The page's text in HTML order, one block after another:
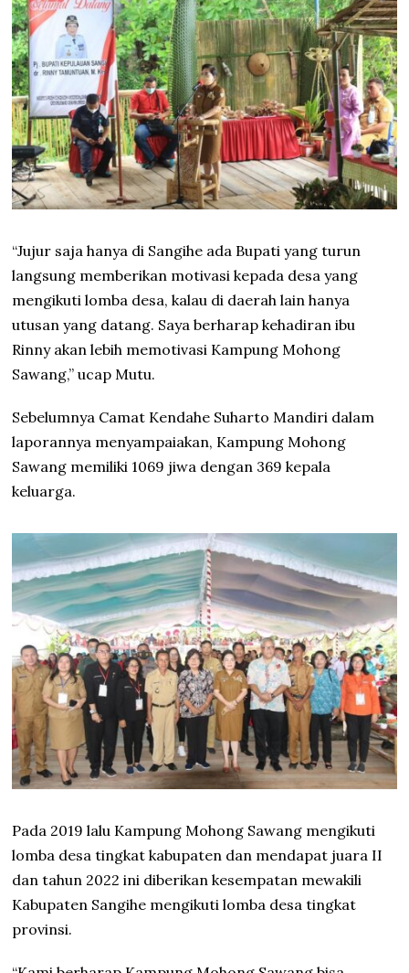
“Jujur saja hanya di Sangihe ada Bupati yang turun
langsung memberikan motivasi kepada desa yang
mengikuti lomba desa, kalau di daerah lain hanya
utusan yang datang. Saya berharap kehadiran ibu
Rinny akan lebih memotivasi Kampung Mohong
Sawang,” ucap Mutu.
Sebelumnya Camat Kendahe Suharto Mandiri dalam
laporannya menyampaiakan, Kampung Mohong
Sawang memiliki 1069 jiwa dengan 369 kepala
keluarga.
Pada 2019 lalu Kampung Mohong Sawang mengikuti
lomba desa tingkat kabupaten dan mendapat juara II
dan tahun 2022 ini diberikan kesempatan mewakili
Kabupaten Sangihe mengikuti lomba desa tingkat
provinsi.